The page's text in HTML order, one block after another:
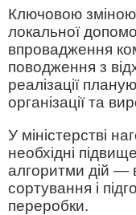
Ключовою зміною
локальної
впровадження
поводження з
реалізації
організації та
У міністерстві
необхідні
алгоритми дій —
сортування і
переробки.